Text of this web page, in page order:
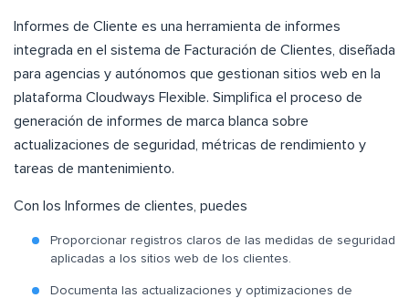
Informes de Cliente es una herramienta de informes
integrada en el sistema de Facturación de Clientes, diseñada
para agencias y autónomos que gestionan sitios web en la
plataforma Cloudways Flexible. Simplifica el proceso de
generación de informes de marca blanca sobre
actualizaciones de seguridad, métricas de rendimiento y
tareas de mantenimiento.
Con los Informes de clientes, puedes
Proporcionar registros claros de las medidas de seguridad
aplicadas a los sitios web de los clientes.
Documenta las actualizaciones y optimizaciones de